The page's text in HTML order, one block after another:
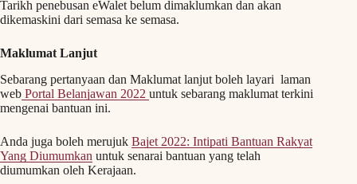
Tarikh penebusan eWalet belum dimaklumkan dan akan
dikemaskini dari semasa ke semasa.
Maklumat Lanjut
Sebarang pertanyaan dan Maklumat lanjut boleh layari laman
web Portal Belanjawan 2022 untuk sebarang maklumat terkini
mengenai bantuan ini.
Anda juga boleh merujuk Bajet 2022: Intipati Bantuan Rakyat
Yang Diumumkan untuk senarai bantuan yang telah
diumumkan oleh Kerajaan.